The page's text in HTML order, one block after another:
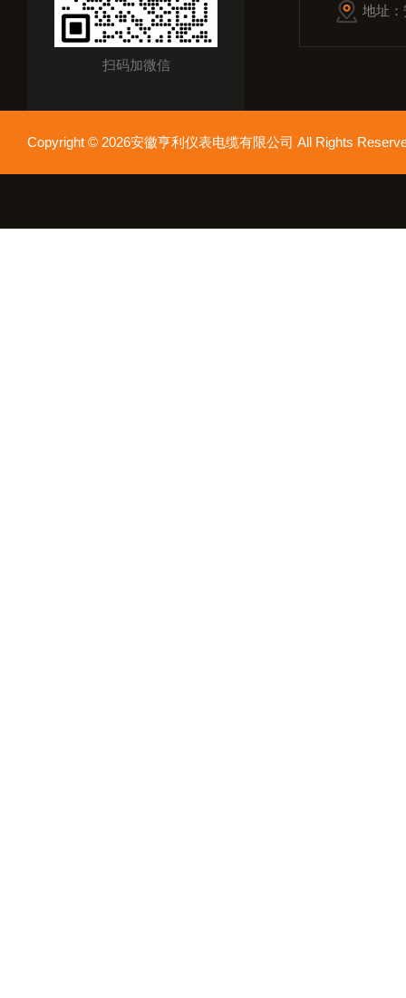
扫码加微信
地址
Copyright © 2026安徽亨利仪表电缆有限公司 All Rights